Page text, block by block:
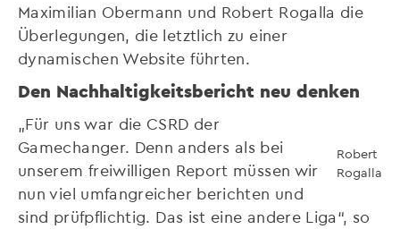
Maximilian Obermann und Robert Rogalla die
Überlegungen, die letztlich zu einer
dynamischen Website führten.
Den Nachhaltigkeitsbericht neu denken
Robert
Rogalla
„Für uns war die CSRD der
Gamechanger. Denn anders als bei
unserem freiwilligen Report müssen wir
nun viel umfangreicher berichten und
sind prüfpflichtig. Das ist eine andere Liga“, so